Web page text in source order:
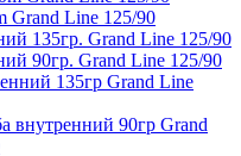
Grand Line 125/90
135гр. Grand Line 125/90
90гр. Grand Line 125/90
135гр Grand Line
внутренний 90гр Grand